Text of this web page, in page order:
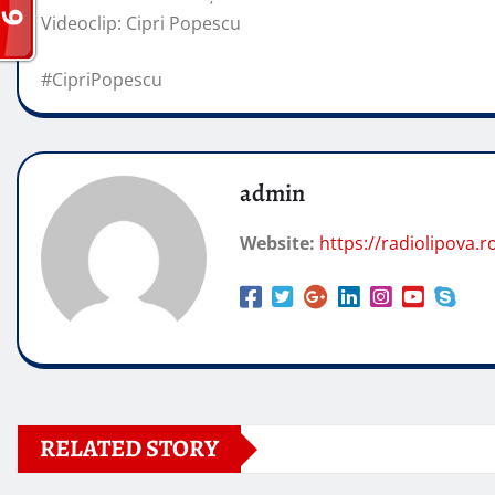
Videoclip: Cipri Popescu
#CipriPopescu
admin
Website: https://
RELATED STORY